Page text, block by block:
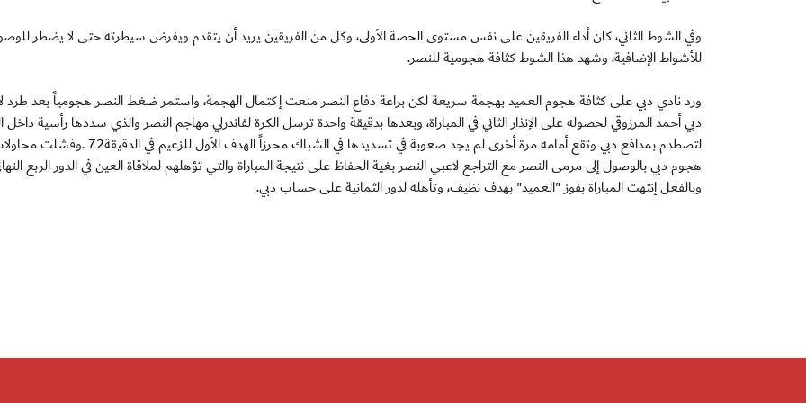
وفي الشوط الثاني، كان أداء الفريقين على نفس مستوى الحصة الأولى، وكل من الفريقين يريد أن يتقدم ويفرض سيطرته حتى لا يضطر
للأشواط الإضافية، وشهد هذا الشوط كثافة هجومية للنصر.
ورد نادي دبي على كثافة هجوم العميد بهجمة سريعة لكن براعة دفاع النصر منعت إكتمال الهجمة، واستمر ضغط النصر هجومياً بعد طرد
دبي أحمد المرزوقي لحصوله على الإنذار الثاني في المباراة، وبعدها بدقيقة واحدة ترسل الكرة لفاندرلي مهاجم النصر والذي سددها رأسية داخل
لتصطدم بمدافع دبي وتقع أمامه مرة أخرى لم يجد صعوبة في تسديدها في الشباك محرزاً الهدف الأول للزعيم في
هجوم دبي بالوصول إلى مرمى النصر مع التراجع لاعبي النصر بغية الحفاظ على نتيجة المباراة والتي تؤهلهم لملاقاة العين في الدور الربع
وبالفعل إنتهت المباراة بفوز "العميد" بهدف نظيف، وتأهله لدور الثمانية على حساب دبي.